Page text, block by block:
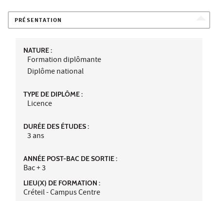
PRÉSENTATION
NATURE :
Formation diplômante
Diplôme national
TYPE DE DIPLÔME :
Licence
DURÉE DES ÉTUDES :
3 ans
ANNÉE POST-BAC DE SORTIE :
Bac + 3
LIEU(X) DE FORMATION :
Créteil - Campus Centre